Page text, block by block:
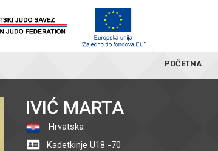
POČETNA
IVIĆ MARTA
Hrvatska
Kadetkinje U18 -70